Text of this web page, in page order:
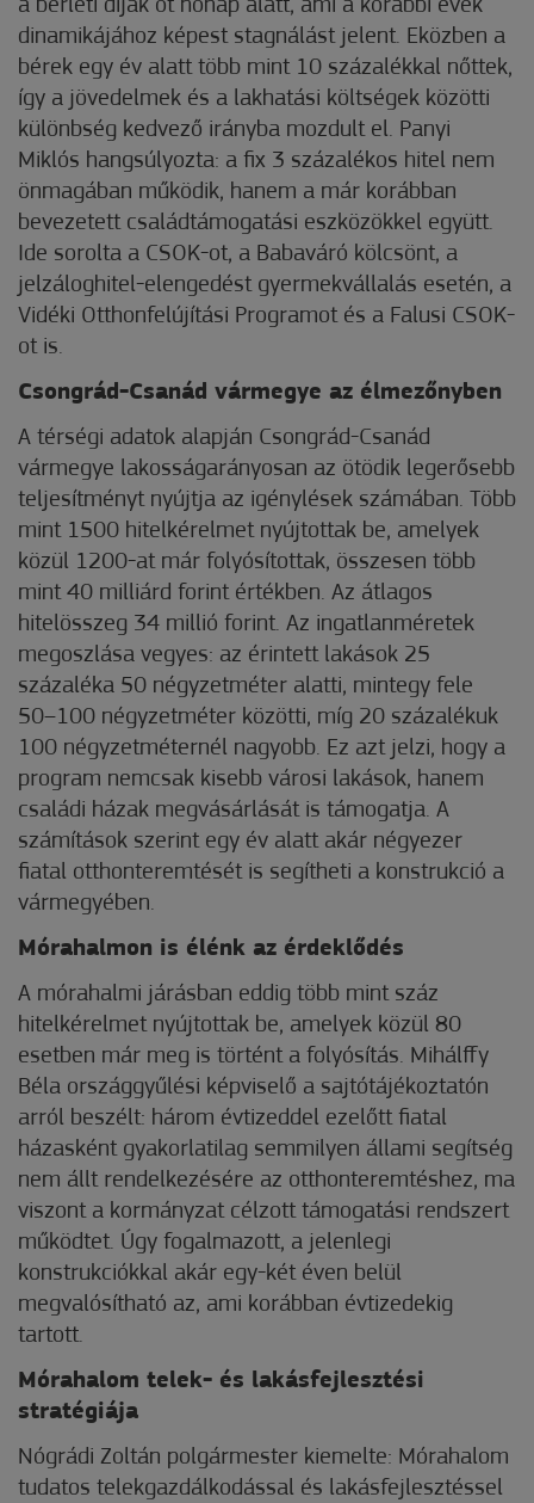
a bérleti díjak öt hónap alatt, ami a korábbi évek
dinamikájához képest stagnálást jelent. Eközben a
bérek egy év alatt több mint 10 százalékkal nőttek,
így a jövedelmek és a lakhatási költségek közötti
különbség kedvező irányba mozdult el. Panyi
Miklós hangsúlyozta: a fix 3 százalékos hitel nem
önmagában működik, hanem a már korábban
bevezetett családtámogatási eszközökkel együtt.
Ide sorolta a CSOK-ot, a Babaváró kölcsönt, a
jelzáloghitel-elengedést gyermekvállalás esetén, a
Vidéki Otthonfelújítási Programot és a Falusi CSOK-
ot is.
Csongrád-Csanád vármegye az élmezőnyben
A térségi adatok alapján Csongrád-Csanád
vármegye lakosságarányosan az ötödik legerősebb
teljesítményt nyújtja az igénylések számában. Több
mint 1500 hitelkérelmet nyújtottak be, amelyek
közül 1200-at már folyósítottak, összesen több
mint 40 milliárd forint értékben. Az átlagos
hitelösszeg 34 millió forint. Az ingatlanméretek
megoszlása vegyes: az érintett lakások 25
százaléka 50 négyzetméter alatti, mintegy fele
50–100 négyzetméter közötti, míg 20 százalékuk
100 négyzetméternél nagyobb. Ez azt jelzi, hogy a
program nemcsak kisebb városi lakások, hanem
családi házak megvásárlását is támogatja. A
számítások szerint egy év alatt akár négyezer
fiatal otthonteremtését is segítheti a konstrukció a
vármegyében.
Mórahalmon is élénk az érdeklődés
A mórahalmi járásban eddig több mint száz
hitelkérelmet nyújtottak be, amelyek közül 80
esetben már meg is történt a folyósítás. Mihálffy
Béla országgyűlési képviselő a sajtótájékoztatón
arról beszélt: három évtizeddel ezelőtt fiatal
házasként gyakorlatilag semmilyen állami segítség
nem állt rendelkezésére az otthonteremtéshez, ma
viszont a kormányzat célzott támogatási rendszert
működtet. Úgy fogalmazott, a jelenlegi
konstrukciókkal akár egy-két éven belül
megvalósítható az, ami korábban évtizedekig
tartott.
Mórahalom telek- és lakásfejlesztési
stratégiája
Nógrádi Zoltán polgármester kiemelte: Mórahalom
tudatos telekgazdálkodással és lakásfejlesztéssel